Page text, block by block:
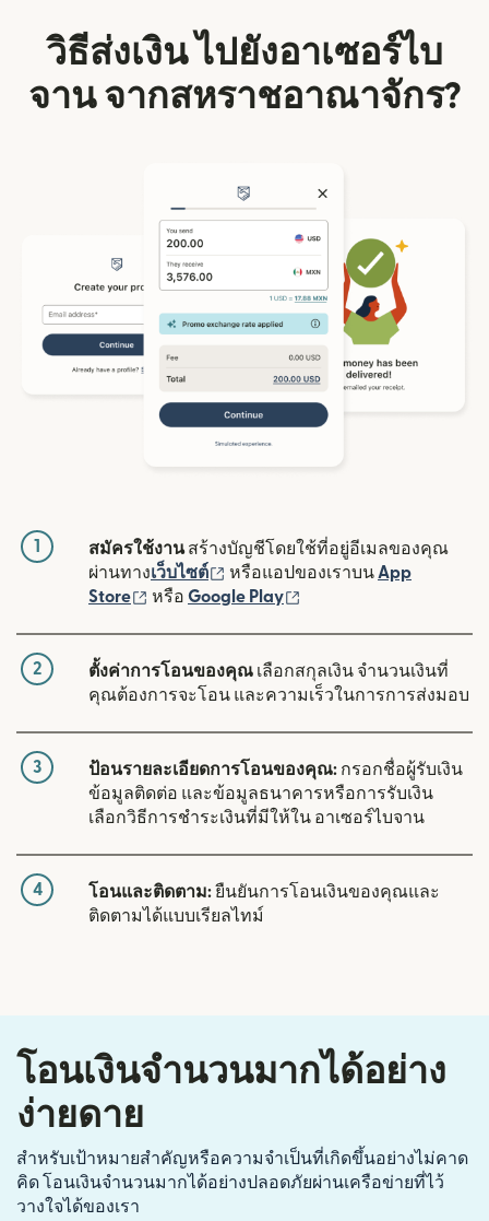
วิธีส่งเงิน ไปยังอาเซอร์ไบ
จาน จากสหราชอาณาจักร?
1 สมัครใช้งานสร้างบัญชีโดยใช้ที่อยู่อีเมลของคุณ
ผ่านทางเว็บไซต์ (เปิดในหน้าต่างใหม่)
หรือแอปของเราบน App
Store
(เปิดในหน้าต่างใหม่)
หรือ Google Play
2 ตั้งค่าการโอนของคุณ เลือกสกุลเงิน จำนวนเงินที่
คุณต้องการจะโอน และความเร็วในการการส่งมอบ
3 ป้อนรายละเอียดการโอนของคุณ: กรอกชื่อผู้รับเงิน
ข้อมูลติดต่อ และข้อมูลธนาคารหรือการรับเงิน
เลือกวิธีการชำระเงินที่มีให้ใน อาเซอร์ไบจาน
4 โอนและติดตาม:ยืนยันการโอนเงินของคุณและ
ติดตามได้แบบเรียลไทม์
โอนเงินจำนวนมากได้อย่าง
ง่ายดาย
สำหรับเป้าหมายสำคัญหรือความจำเป็นที่เกิดขึ้นอย่างไม่คาด
คิด โอนเงินจำนวนมากได้อย่างปลอดภัยผ่านเครือข่ายที่ไว้
วางใจได้ของเรา